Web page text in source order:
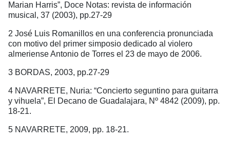
Marian Harris”, Doce Notas: revista de información
musical, 37 (2003), pp.27-29
2 José Luis Romanillos en una conferencia pronunciada
con motivo del primer simposio dedicado al violero
almeriense Antonio de Torres el 23 de mayo de 2006.
3 BORDAS, 2003, pp.27-29
4 NAVARRETE, Nuria: “Concierto seguntino para guitarra
y vihuela”, El Decano de Guadalajara, Nº 4842 (2009), pp.
18-21.
5 NAVARRETE, 2009, pp. 18-21.